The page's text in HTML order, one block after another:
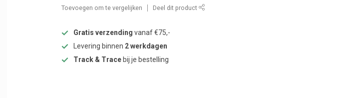
Toevoegen om te vergelijken Deel dit product
Gratis verzending vanaf €75,-
Levering binnen 2 werkdagen
Track & Trace bij je bestelling